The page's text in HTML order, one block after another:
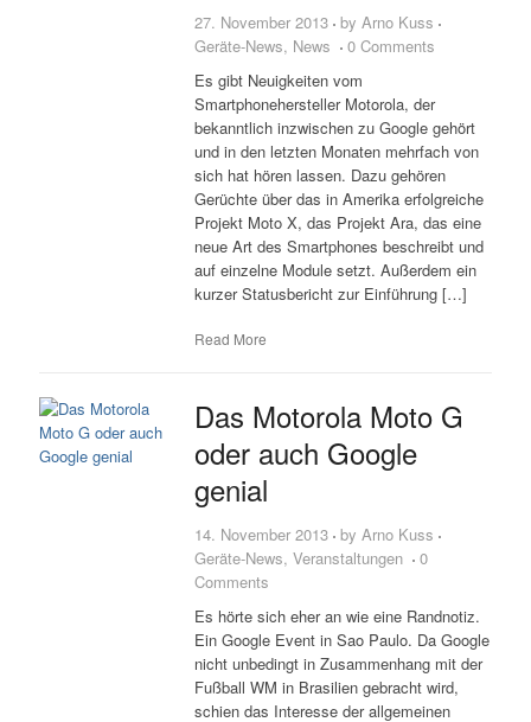
27. November 2013 by Arno Kuss
Geräte-News, News
0 Comments
Es gibt Neuigkeiten vom
Smartphonehersteller Motorola, der
bekanntlich inzwischen zu Google gehört
und in den letzten Monaten mehrfach von
sich hat hören lassen. Dazu gehören
Gerüchte über das in Amerika erfolgreiche
Projekt Moto X, das Projekt Ara, das eine
neue Art des Smartphones beschreibt und
auf einzelne Module setzt. Außerdem ein
kurzer Statusbericht zur Einführung […]
Read More
Das Motorola Moto G
oder auch Google
genial
14. November 2013 by Arno Kuss
Geräte-News, Veranstaltungen
0
Comments
Es hörte sich eher an wie eine Randnotiz.
Ein Google Event in Sao Paulo. Da Google
nicht unbedingt in Zusammenhang mit der
Fußball WM in Brasilien gebracht wird,
schien das Interesse der allgemeinen